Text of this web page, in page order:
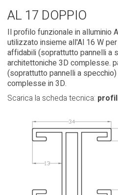
AL 17 DOPPIO
Il profilo funzionale in alluminio
utilizzato insieme all'Al 16 W
affidabili (soprattutto pannelli a
architettoniche 3D complesse.
(soprattutto pannelli a
complesse in 3D.
Scarica la scheda tecnica: